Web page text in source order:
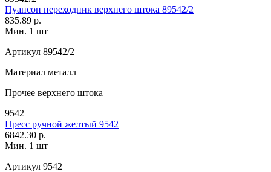
Пуансон переходник верхнего штока 89542/2
835.89 р.
Мин. 1 шт
Артикул 89542/2
Материал металл
Прочее верхнего штока
9542
Пресс ручной желтый 9542
6842.30 р.
Мин. 1 шт
Артикул 9542